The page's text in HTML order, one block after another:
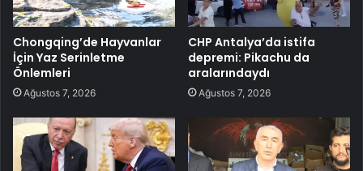
Chongqing’de Hayvanlar
İçin Yaz Serinletme
Önlemleri
Ağustos 7, 2026
CHP Antalya’da istifa
depremi: Pikachu da
aralarındaydı
Ağustos 7, 2026